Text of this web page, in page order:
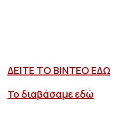
ΔΕΙΤΕ ΤΟ ΒΙΝΤΕΟ ΕΔΩ
Το διαβάσαμε εδώ